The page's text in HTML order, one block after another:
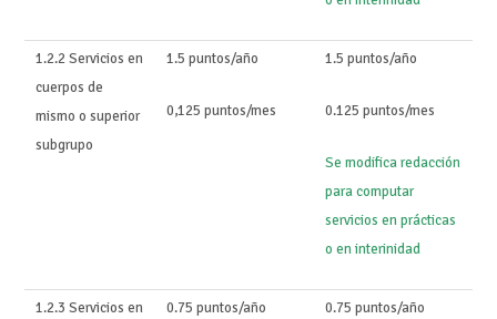
1.2.2 Servicios en
cuerpos de
mismo o superior
subgrupo
1.5 puntos/año
0,125 puntos/mes
1.5 puntos/año
0.125 puntos/mes
Se modifica redacción
para computar
servicios en prácticas
o en interinidad
1.2.3 Servicios en
0.75 puntos/año 0.75 puntos/año